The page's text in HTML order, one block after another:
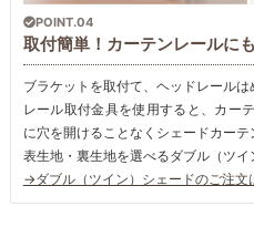
POINT.04
取付簡単！カーテンレールに
ブラケットを取付て、ヘッドレールは
レール取付金具を使用すると、カー
に穴を開けることなくシェードカーテ
表生地・裏生地を選べるダブル（ツイ
→ダブル（ツイン）シェードのご注文